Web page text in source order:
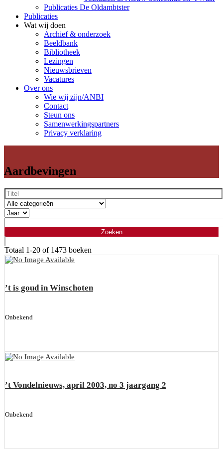
Publicaties De Oldambtster
Publicaties
Wat wij doen
Archief & onderzoek
Beeldbank
Bibliotheek
Lezingen
Nieuwsbrieven
Vacatures
Over ons
Wie wij zijn/ANBI
Contact
Steun ons
Samenwerkingspartners
Privacy verklaring
Aardbevingen
Totaal 1-20 of 1473 boeken
’t is goud in Winschoten
Onbekend
’t Vondelnieuws, april 2003, no 3 jaargang 2
Onbekend